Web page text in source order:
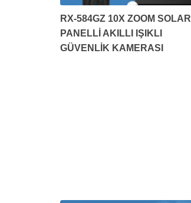
RX-584GZ 10X ZOOM SOLAR
PANELLİ AKILLI IŞIKLI
GÜVENLİK KAMERASI